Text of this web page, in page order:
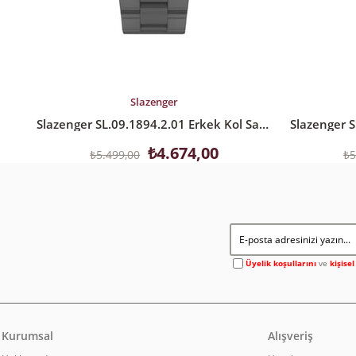
Slazenger
Slazenger SL.09.1894.2.01 Erkek Kol Saati
₺4.674,00
₺5.499,00
Üyelik koşullarınıve
Kurumsal Alışveriş